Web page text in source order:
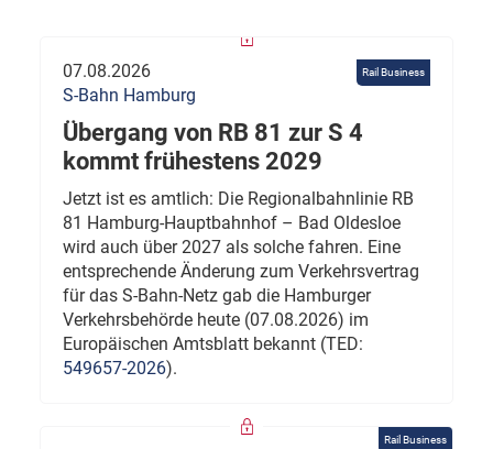
Rail Business
07.08.2026
S-Bahn Hamburg
Übergang von RB 81 zur S 4
kommt frühestens 2029
Jetzt ist es amtlich: Die Regionalbahnlinie RB
81 Hamburg-Hauptbahnhof – Bad Oldesloe
wird auch über 2027 als solche fahren. Eine
entsprechende Änderung zum Verkehrsvertrag
für das S-Bahn-Netz gab die Hamburger
Verkehrsbehörde heute (07.08.2026) im
Europäischen Amtsblatt bekannt (TED:
549657-2026).
Rail Business